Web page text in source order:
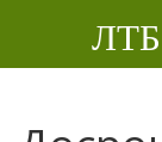
ЛТБ